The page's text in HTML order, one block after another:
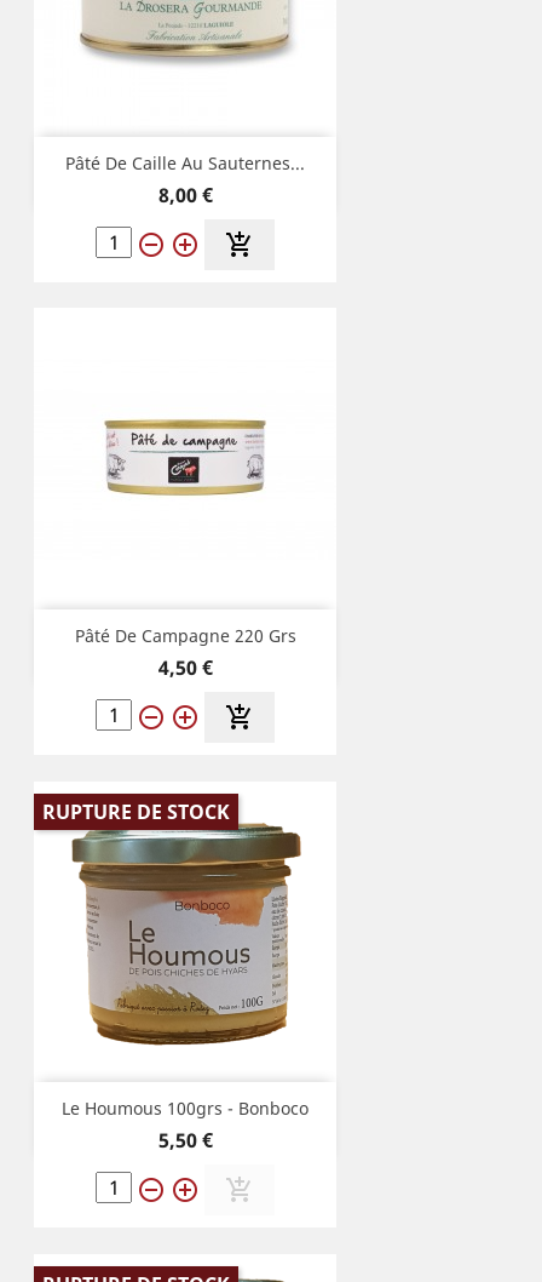
Pâté De Caille Au Sauternes...
Prix
8,00 €
remove_circle_outline add_circle_outline add_shopping_cart
Pâté De Campagne 220 Grs
Prix
4,50 €
remove_circle_outline add_circle_outline add_shopping_cart
Le Houmous 100grs - Bonboco
Prix
5,50 €
remove_circle_outline add_circle_outline add_shopping_cart
RUPTURE DE STOCK